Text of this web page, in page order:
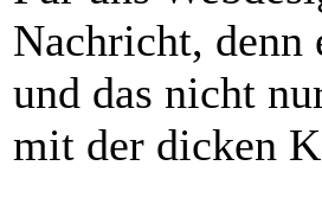
Nachricht, denn
und das nicht
mit der dicken